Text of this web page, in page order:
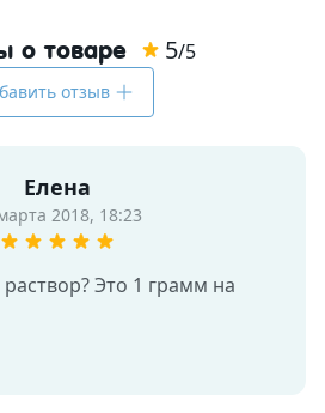
о товаре 5/5
отзыв
Елена
2018, 18:23
раствор? Это 1 грамм на